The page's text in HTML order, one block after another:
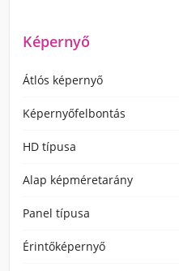
Képernyő
Átlós képernyő
Képernyőfelbontás
HD típusa
Alap képméretarány
Panel típusa
Érintőképernyő